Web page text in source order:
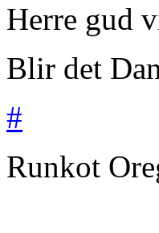
Herre gud
Blir det
#
Runkot